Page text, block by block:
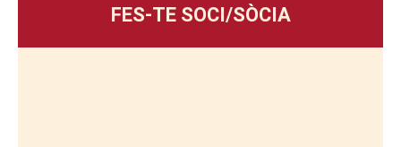
FES-TE SOCI/SÒCIA